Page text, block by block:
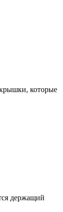
которые
держащий